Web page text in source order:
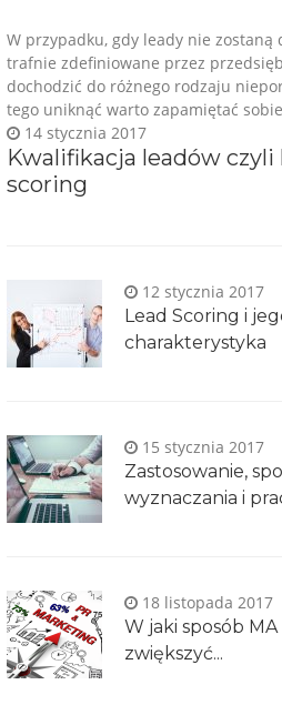
Kwalifikacja leadów czyli
scoring
14 stycznia 2017
W przypadku, gdy leady nie zostaną
trafnie zdefiniowane przez
dochodzić do różnego rodzaju
tego uniknąć warto zapamiętać
Lead Scoring i
charakterystyka
12 stycznia 2017
Zastosowanie,
wyznaczania i
15 stycznia 2017
W jaki sposób
zwiększyć...
18 listopada 2017